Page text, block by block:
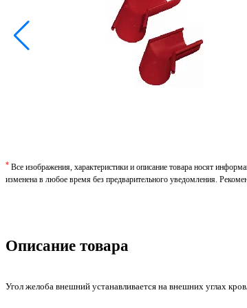
* Все изображения, характеристики и описание товара носят
изменена в любое время без предварительного уведомления.
Описание товара
Угол желоба внешний устанавливается на внешних углах